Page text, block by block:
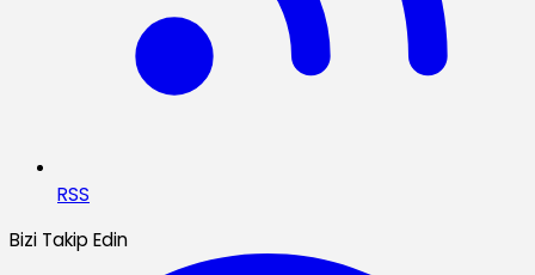
RSS
Bizi Takip Edin